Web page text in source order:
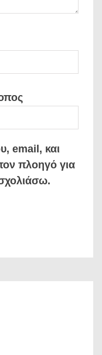
email, και
πλοηγό για